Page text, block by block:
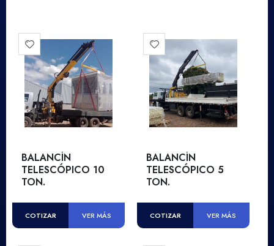
BALANCÍN
TELESCÓPICO 10
TON.
COTIZAR VER MÁS
BALANCÍN
TELESCÓPICO 5
TON.
COTIZAR VER MÁS